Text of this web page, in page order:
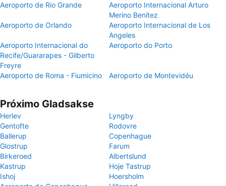
Aeroporto de Rio Grande
Aeroporto Internacional Arturo
Merino Benítez
Aeroporto de Orlando
Aeroporto Internacional de Los
Angeles
Aeroporto Internacional do
Recife/Guararapes - Gilberto
Freyre
Aeroporto do Porto
Aeroporto de Roma - Fiumicino Aeroporto de Montevidéu
Próximo Gladsakse
Herlev
Lyngby
Gentofte
Rodovre
Ballerup
Copenhague
Glostrup
Farum
Birkeroed
Albertslund
Kastrup
Hoje Tastrup
Ishoj
Hoersholm